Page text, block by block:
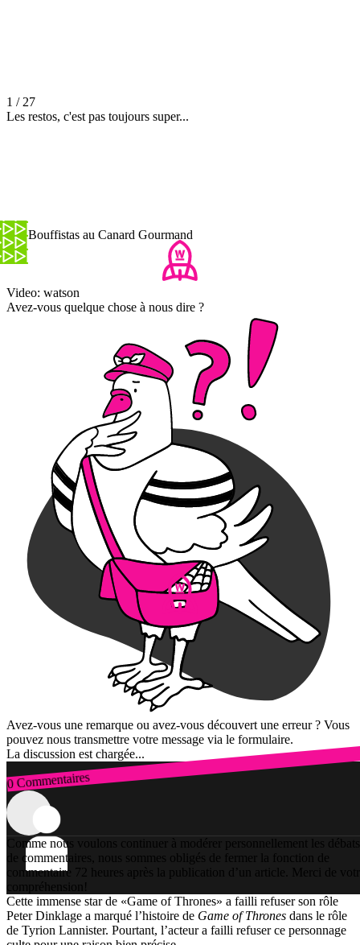
1 / 27
Les restos, c'est pas toujours super...
Les Bouffistas au Canard Gourmand
Video: watson
Avez-vous quelque chose à nous dire ?
Avez-vous une remarque ou avez-vous découvert une erreur ? Vous
pouvez nous transmettre votre message via le formulaire.
La discussion est chargée...
0 Commentaires
Connexion
Comme nous voulons continuer à modérer personnellement les débats
de commentaires, nous sommes obligés de fermer la fonction de
commentaire 72 heures après la publication d’un article. Merci de
compréhension!
Cette immense star de «Game of Thrones» a failli refuser son rôle
Peter Dinklage a marqué l’histoire de Game of Thrones dans le rôle
de Tyrion Lannister. Pourtant, l’acteur a failli refuser ce personnage